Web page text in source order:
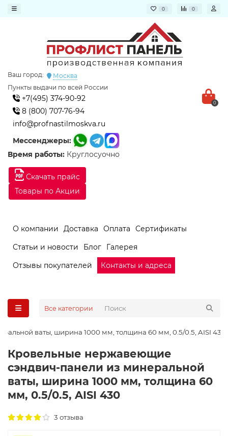
0 0
Скачать прайс
Товары по Акции
Ваш город:
Москва
Пункты выдачи по всей России
+7(495) 374-90-92
8 (800) 707-76-94
info@profnastilmoskva.ru
Мессенджеры:
Время работы: Круглосуочно
0
О компании Доставка Оплата
Сертификаты
Статьи и новости
Блог
Галерея
Отзывы покупателей
Контакты и адреса
Все категории
ваты, ширина 1000 мм, толщина 60 мм, 0.5/0.5, AISI 430
Кровельные нержавеющие
сэндвич-панели из минеральной
ваты, ширина 1000 мм, толщина 60
мм, 0.5/0.5, AISI 430
3 отзыва